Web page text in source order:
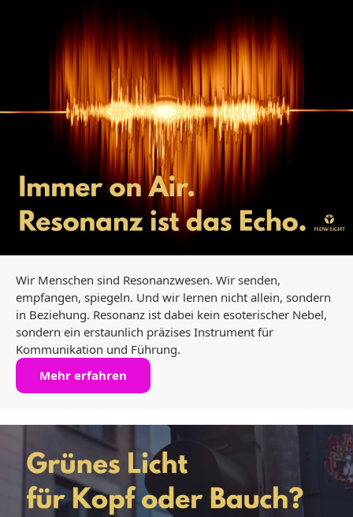
Wir Menschen sind Resonanzwesen. Wir senden,
empfangen, spiegeln. Und wir lernen nicht allein, sondern
in Beziehung. Resonanz ist dabei kein esoterischer Nebel,
sondern ein erstaunlich präzises Instrument für
Kommunikation und Führung.
Mehr erfahren